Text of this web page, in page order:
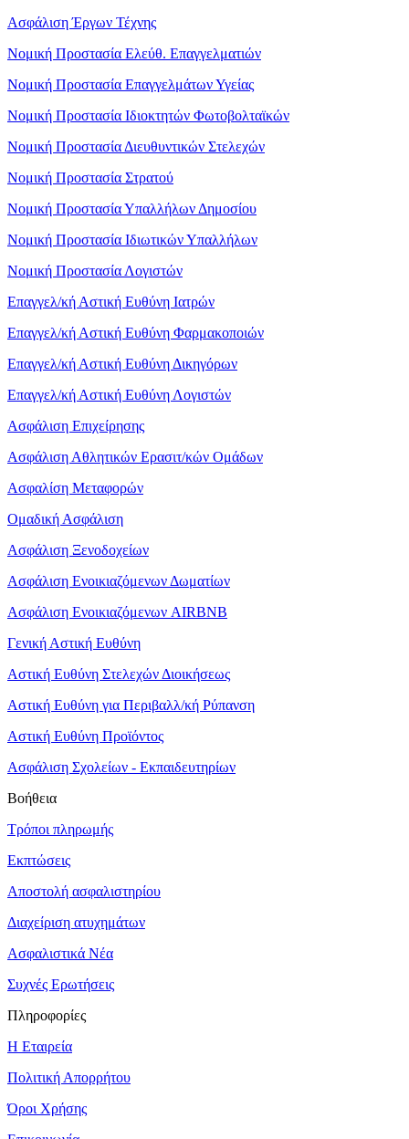
Ασφάλιση Έργων Τέχνης
Νομική Προστασία Ελεύθ. Επαγγελματιών
Νομική Προστασία Επαγγελμάτων Υγείας
Νομική Προστασία Ιδιοκτητών Φωτοβολταϊκών
Νομική Προστασία Διευθυντικών Στελεχών
Νομική Προστασία Στρατού
Νομική Προστασία Υπαλλήλων Δημοσίου
Νομική Προστασία Ιδιωτικών Υπαλλήλων
Νομική Προστασία Λογιστών
Επαγγελ/κή Αστική Ευθύνη Ιατρών
Επαγγελ/κή Αστική Ευθύνη Φαρμακοποιών
Επαγγελ/κή Αστική Ευθύνη Δικηγόρων
Επαγγελ/κή Αστική Ευθύνη Λογιστών
Ασφάλιση Επιχείρησης
Ασφάλιση Αθλητικών Ερασιτ/κών Ομάδων
Ασφαλίση Μεταφορών
Ομαδική Ασφάλιση
Ασφάλιση Ξενοδοχείων
Ασφάλιση Ενοικιαζόμενων Δωματίων
Ασφάλιση Ενοικιαζόμενων AIRBNB
Γενική Αστική Ευθύνη
Αστική Ευθύνη Στελεχών Διοικήσεως
Αστική Ευθύνη για Περιβαλλ/κή Ρύπανση
Αστική Ευθύνη Προϊόντος
Ασφάλιση Σχολείων - Εκπαιδευτηρίων
Βοήθεια
Τρόποι πληρωμής
Εκπτώσεις
Αποστολή ασφαλιστηρίου
Διαχείριση ατυχημάτων
Ασφαλιστικά Νέα
Συχνές Ερωτήσεις
Πληροφορίες
Η Εταιρεία
Πολιτική Απορρήτου
Όροι Χρήσης